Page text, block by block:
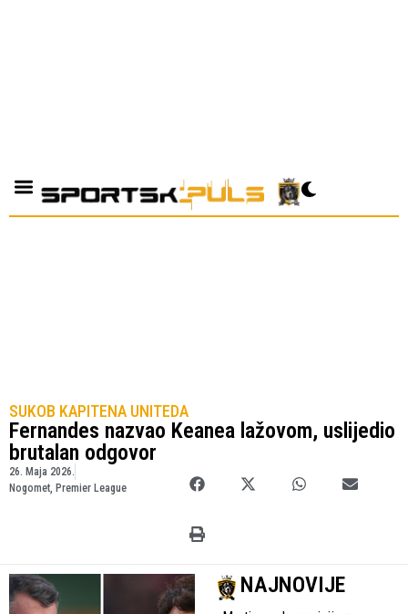
SUKOB KAPITENA UNITEDA
Fernandes nazvao Keanea lažovom, uslijedio
brutalan odgovor
26. Maja 2026.
Nogomet, Premier League
NAJNOVIJE